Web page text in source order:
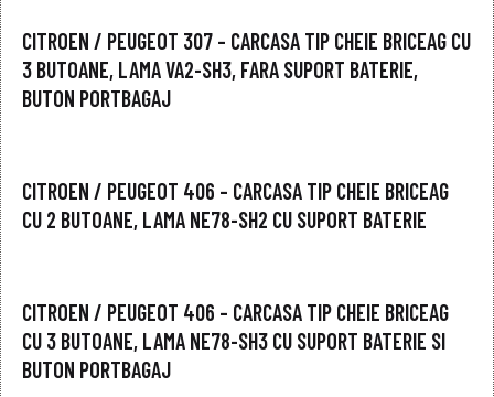
CITROEN / PEUGEOT 307 – CARCASA TIP CHEIE BRICEAG CU
3 BUTOANE, LAMA VA2-SH3, FARA SUPORT BATERIE,
BUTON PORTBAGAJ
CITROEN / PEUGEOT 406 – CARCASA TIP CHEIE BRICEAG
CU 2 BUTOANE, LAMA NE78-SH2 CU SUPORT BATERIE
CITROEN / PEUGEOT 406 – CARCASA TIP CHEIE BRICEAG
CU 3 BUTOANE, LAMA NE78-SH3 CU SUPORT BATERIE SI
BUTON PORTBAGAJ